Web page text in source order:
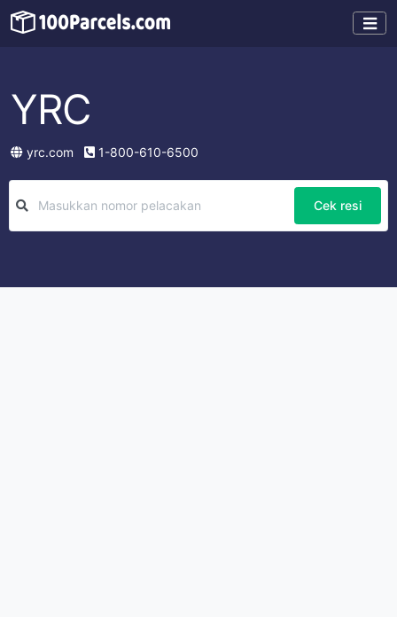
YRC
yrc.com 1-800-610-6500
Cek resi